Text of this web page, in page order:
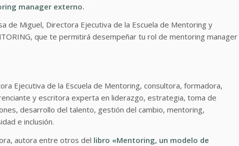
manager externo.
de Miguel, Directora Ejecutiva de la Escuela de Mentoring y
que te permitirá desempeñar tu rol de mentoring manager
Ejecutiva de la Escuela de Mentoring, consultora, formadora,
y escritora experta en liderazgo, estrategia, toma de
desarrollo del talento, gestión del cambio, mentoring,
e inclusión.
autora entre otros del libro «Mentoring, un modelo de